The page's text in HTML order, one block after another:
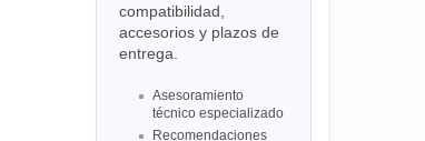
compatibilidad,
accesorios y plazos de
entrega.
Asesoramiento
técnico especializado
Recomendaciones